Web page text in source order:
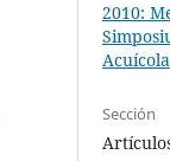
2010:
Sección